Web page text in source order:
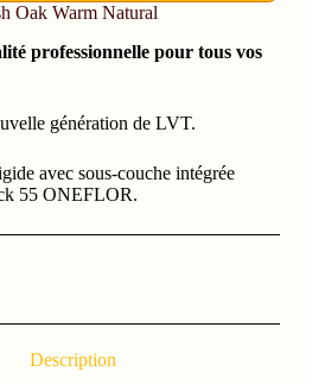
Oak Warm Natural
professionnelle pour tous vos
génération de LVT.
avec sous-couche intégrée
55 ONEFLOR.
Description